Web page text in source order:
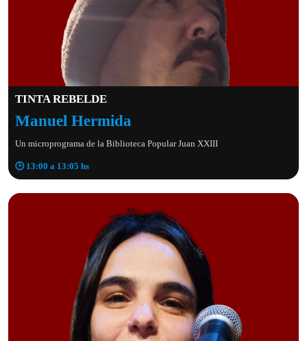
TINTA REBELDE
Manuel Hermida
Un microprograma de la Biblioteca Popular Juan XXIII
🕒 13:00 a 13:05 hs